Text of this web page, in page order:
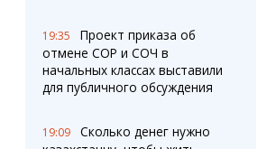
19:35
Проект приказа об
отмене СОР и СОЧ в
начальных классах выставили
для публичного обсуждения
19:09
Сколько денег нужно